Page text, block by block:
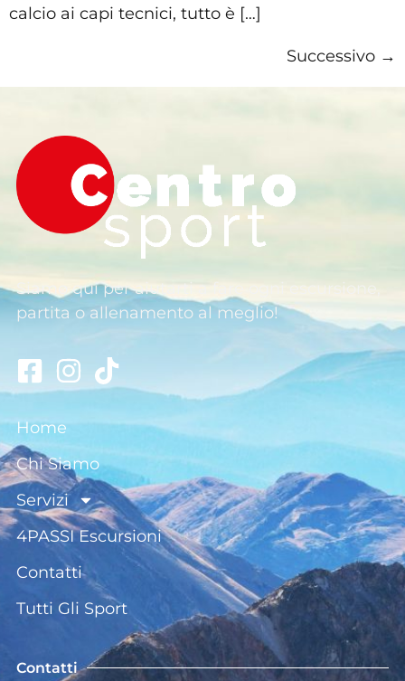
calcio ai capi tecnici, tutto è […]
Successivo →
Siamo qui per aiutarti a fare ogni escursione,
partita o allenamento al meglio!
Home
Chi Siamo
Servizi
4PASSI Escursioni
Contatti
Tutti Gli Sport
Contatti